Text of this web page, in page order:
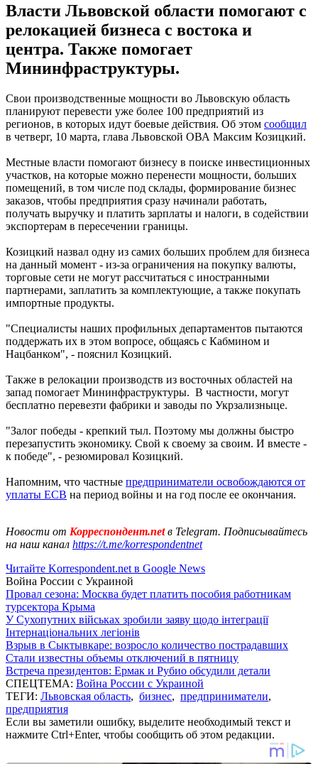
Власти Львовской области помогают с
релокацией бизнеса с востока и
центра. Также помогает
Мининфраструктуры.
Свои производственные мощности во Львовскую область
планируют перевести уже более 100 предприятий из
регионов, в которых идут боевые действия. Об этом сообщил
в четверг, 10 марта, глава Львовской ОВА Максим Козицкий.
Местные власти помогают бизнесу в поиске инвестиционных
участков, на которые можно перенести мощности, больших
помещений, в том числе под склады, формирование бизнес
заказов, чтобы предприятия сразу начинали работать,
получать выручку и платить зарплаты и налоги, в содействии
экспортерам в пересечении границы.
Козицкий назвал одну из самих больших проблем для бизнеса
на данный момент - из-за ограничения на покупку валюты,
торговые сети не могут рассчитаться с иностранными
партнерами, заплатить за комплектующие, а также покупать
импортные продукты.
"Специалисты наших профильных департаментов пытаются
поддержать их в этом вопросе, общаясь с Кабмином и
Нацбанком", - пояснил Козицкий.
Также в релокации производств из восточных областей на
запад помогает Мининфраструктуры. В частности, могут
бесплатно перевезти фабрики и заводы по Укрзализныце.
"Залог победы - крепкий тыл. Поэтому мы должны быстро
перезапустить экономику. Свой к своему за своим. И вместе -
к победе", - резюмировал Козицкий.
Напомним, что частные предприниматели освобождаются от
уплаты ЕСВ на период войны и на год после ее окончания.
Новости от Корреспондент.netв Telegram. Подписывайтесь
на наш канал https://t.me/korrespondentnet
Читайте Korrespondent.net в Google News
Война России с Украиной
Провал сезона: Москва будет платить пособия работникам
турсектора Крыма
У Сухопутних військах зробили заяву щодо інтеграції
Інтернаціональних легіонів
Взрыв в Сыктывкаре: возросло количество пострадавших
Стали известны объемы отключений в пятницу
Встреча президентов: Ермак и Рубио обсудили детали
СПЕЦТЕМА: Война России с Украиной
ТЕГИ: Львовская область, бизнес, предприниматели,
предприятия
Если вы заметили ошибку, выделите необходимый текст и
нажмите Ctrl+Enter, чтобы сообщить об этом редакции.